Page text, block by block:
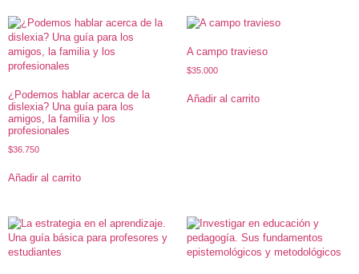
¿Podemos hablar acerca de la
dislexia? Una guía para los
amigos, la familia y los
profesionales
$36.750
Añadir al carrito
A campo travieso
$35.000
Añadir al carrito